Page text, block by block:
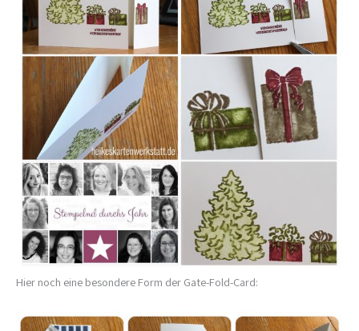
Hier noch eine besondere Form der Gate-Fold-Card: